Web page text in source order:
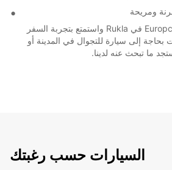
ومريحة
احجز سيارتك اليوم من Europcar في Rukla واستمتع بتجربة السفر
بحاجة إلى سيارة للتجوال في المدينة أو
ما تبحث عنه لدينا.
السيارات حسب رغبتك